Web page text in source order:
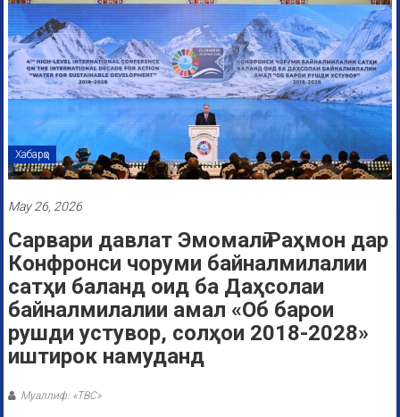
Хабарҳо
May 26, 2026
Сарвари давлат Эмомалӣ Раҳмон дар
Конфронси чоруми байналмилалии
сатҳи баланд оид ба Даҳсолаи
байналмилалии амал «Об барои
рушди устувор, солҳои 2018-2028»
иштирок намуданд
Муаллиф: «ТВС»